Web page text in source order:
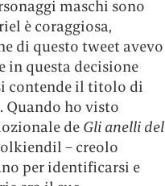
maschi sono
è coraggiosa,
di questo tweet avevo
in questa decisione
contende il titolo di
Quando ho visto
de Gli anelli del
– creolo
per identificarsi e